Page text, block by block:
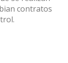
contratos